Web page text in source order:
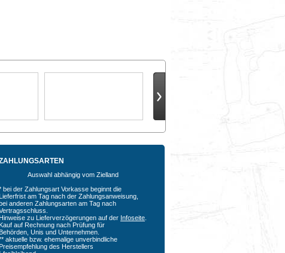
Auswahl abhängig vom Zielland
bei der Zahlungsart Vorkasse beginnt die
Lieferfrist am Tag nach der Zahlungsanweisung,
anderen Zahlungsarten am Tag nach
Hinweise zu Lieferverzögerungen auf der Infoseite
Kauf auf Rechnung nach Prüfung für
Behörden, Unis und Unternehmen.
aktuelle bzw. ehemalige unverbindliche
Preisempfehlung des Herstellers